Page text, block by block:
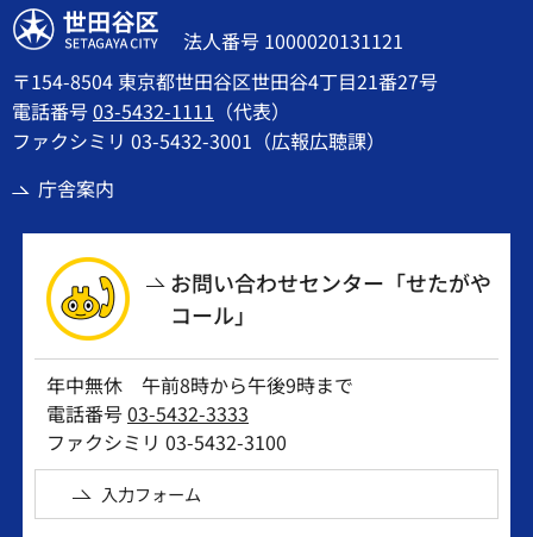
世田谷区
法人番号 1000020131121
〒154-8504 東京都世田谷区世田谷4丁目21番27号
電話番号03-5432-1111 （代表）
ファクシミリ 03-5432-3001（広報広聴課）
庁舎案内
お問い合わせセンター「せたがや
コール」
年中無休 午前8時から午後9時まで
電話番号03-5432-3333
ファクシミリ 03-5432-3100
入力フォーム